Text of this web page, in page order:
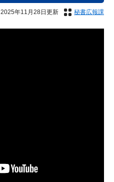
2025年11月28日更新 秘書広報課